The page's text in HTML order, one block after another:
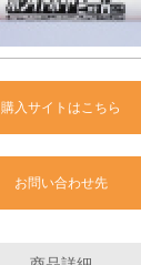
購入サイトはこちら
お問い合わせ先